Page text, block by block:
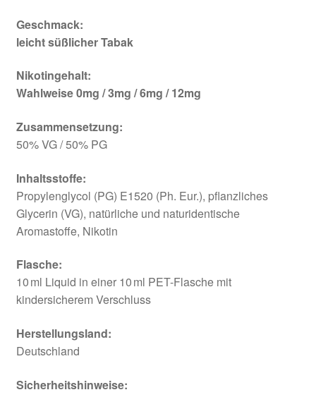
Geschmack:
leicht süßlicher Tabak
Nikotingehalt:
Wahlweise 0mg / 3mg / 6mg / 12mg
Zusammensetzung:
50% VG / 50% PG
Inhaltsstoffe:
Propylenglycol (PG) E1520 (Ph. Eur.), pflanzliches
Glycerin (VG), natürliche und naturidentische
Aromastoffe, Nikotin
Flasche:
10 ml Liquid in einer 10 ml PET-Flasche mit
kindersicherem Verschluss
Herstellungsland:
Deutschland
Sicherheitshinweise: